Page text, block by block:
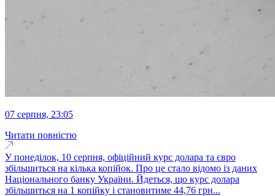
07 серпня, 23:05
Читати повністю
У понеділок, 10 серпня, офіційний курс долара та євро
збільшиться на кілька копійок. Про це стало відомо із даних
Національного банку України. Йдеться, що курс долара
збільшиться на 1 копійку і становитиме 44,76 грн...